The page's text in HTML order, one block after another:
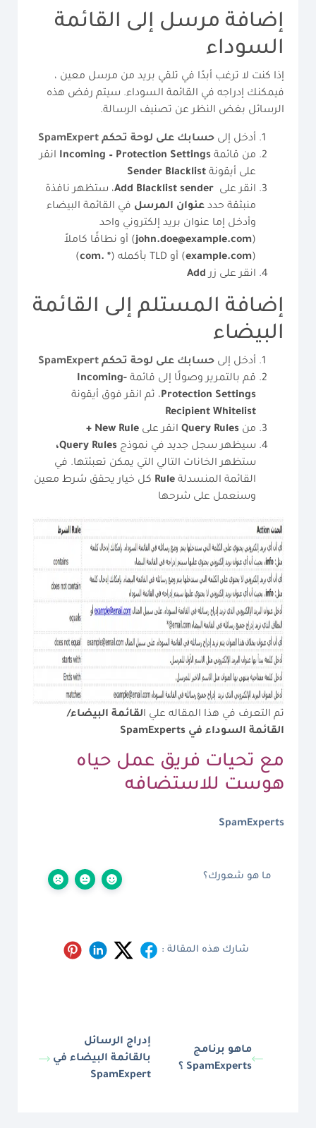
إضافة مرسل إلى القائمة
السوداء
إذا كنت لا ترغب أبدًا في تلقي بريد من مرسل معين ،
فيمكنك إدراجه في القائمة السوداء. سيتم رفض هذه
الرسائل بغض النظر عن تصنيف الرسالة.
أدخل إلىحسابك على لوحة تحكمSpamExpert
من قائمةIncoming – Protection Settings انقر
على أيقونة
Sender Blacklist
انقر على
Add Blacklist sender
، ستظهر نافذة
منبثقة حددعنوان المرسلفي القائمة البيضاء
وأدخل إما عنوان بريد إلكتروني واحد
john.doe@example.com) أو نطاقًا كاملاً
example.com) أو TLD بأكمله ( * .com
)
انقر على زر Add
إضافة المستلم إلى القائمة
البيضاء
أدخل إلىحسابك على لوحة تحكمSpamExpert
قم بالتمرير وصولًا إلى قائمةIncoming-
Protection Settings، ثم انقر فوق أيقونة
Recipient Whitelist
من
Query Rules انقر على New Rule
+
سيظهر سجل جديد في نموذج
Query Rules،
ستظهر الخانات التالي التي يمكن تعبئتها. في
القائمة المنسدلةRuleكل خيار يحقق شرط معين
وسنعمل على شرحها
تم التعرف في هذا المقاله علي القائمة البيضاء/
القائمة السوداء في SpamExperts
مع تحيات فريق عملحياه
هوست للاستضافه
SpamExperts
ما هو شعورك؟
شارك هذه المقالة :
ماهو برنامج
SpamExperts ؟
إدراج الرسائل
بالقائمة البيضاء في
SpamExpert